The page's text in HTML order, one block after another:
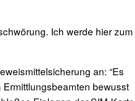
Ich werde hier zum
an: “Es
bewusst